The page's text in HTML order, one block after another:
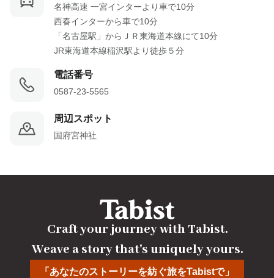
名神高速 一宮インターより車で10分
西春インターから車で10分
「名古屋駅」からＪＲ東海道本線にて10分
JR東海道本線稲沢駅より徒歩５分
電話番号
0587-23-5565
周辺スポット
国府宮神社
「あなたのストーリーを紡ぐ旅をTabistで」
Craft your journey with Tabist.
Weave a story that's uniquely yours.